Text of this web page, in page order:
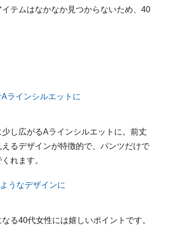
テムはなかなか見つからないため、40
し広がるAラインシルエットに。前丈
るデザインが特徴的で、パンツだけで
れます。
る40代女性には嬉しいポイントです。